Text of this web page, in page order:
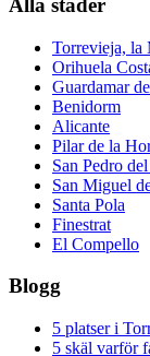
Alla städer
Torrevieja, la
Orihuela
Guardamar
Benidorm
Alicante
Pilar de la
San Pedro
San Miguel
Santa Pola
Finestrat
El Compello
Blogg
5 platser i
5 skäl varför